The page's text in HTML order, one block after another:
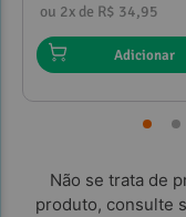
ou 2x de R$ 34,95
Adicionar
Não se trata de
produto, consulte